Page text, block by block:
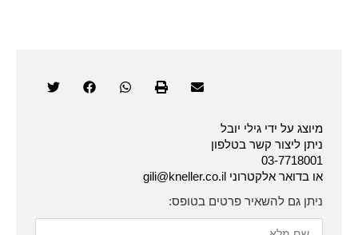
מיוצג על ידי גילי יובל
ניתן ליצור קשר בטלפון
03-7718001
או בדואר אלקטרוני gili@kneller.co.il
ניתן גם להשאיר פרטים בטופס: